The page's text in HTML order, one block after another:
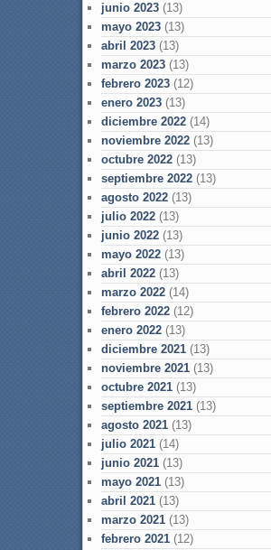
junio 2023(13)
mayo 2023(13)
abril 2023(13)
marzo 2023(13)
febrero 2023(12)
enero 2023(13)
diciembre 2022(14)
noviembre 2022(13)
octubre 2022(13)
septiembre 2022(13)
agosto 2022(13)
julio 2022(13)
junio 2022(13)
mayo 2022(13)
abril 2022(13)
marzo 2022(14)
febrero 2022(12)
enero 2022(13)
diciembre 2021(13)
noviembre 2021(13)
octubre 2021(13)
septiembre 2021(13)
agosto 2021(13)
julio 2021(14)
junio 2021(13)
mayo 2021(13)
abril 2021(13)
marzo 2021(13)
febrero 2021(12)